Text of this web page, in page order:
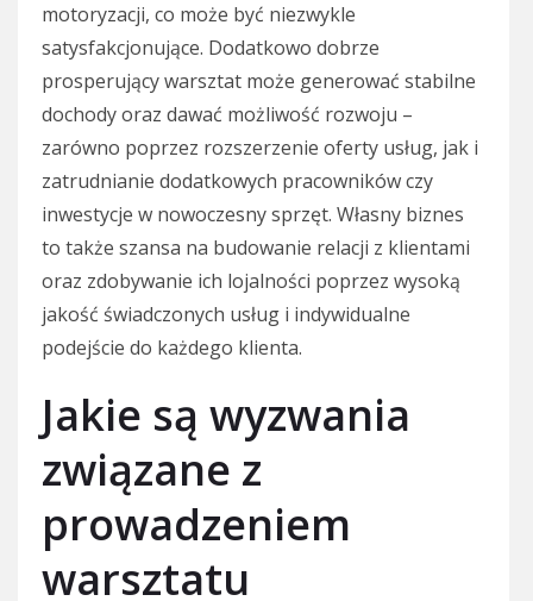
motoryzacji, co może być niezwykle
satysfakcjonujące. Dodatkowo dobrze
prosperujący warsztat może generować stabilne
dochody oraz dawać możliwość rozwoju –
zarówno poprzez rozszerzenie oferty usług, jak i
zatrudnianie dodatkowych pracowników czy
inwestycje w nowoczesny sprzęt. Własny biznes
to także szansa na budowanie relacji z klientami
oraz zdobywanie ich lojalności poprzez wysoką
jakość świadczonych usług i indywidualne
podejście do każdego klienta.
Jakie są wyzwania
związane z
prowadzeniem
warsztatu